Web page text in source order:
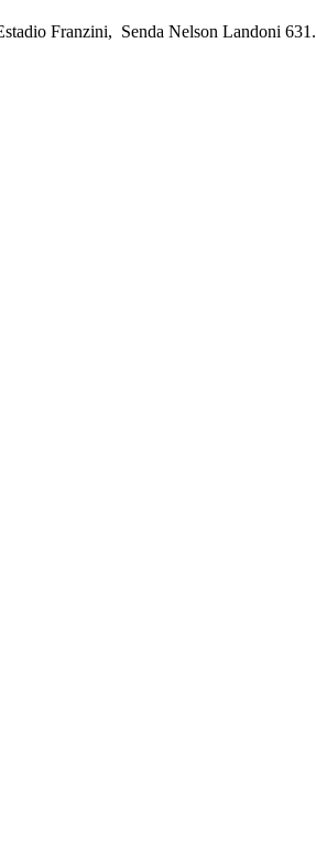
Franzini, Senda Nelson Landoni 631.